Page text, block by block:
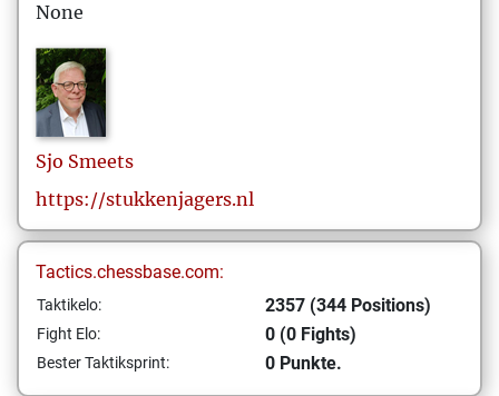
None
Sjo Smeets
https://stukkenjagers.nl
Tactics.chessbase.com:
Taktikelo: 2357 (344 Positions)
Fight Elo: 0 (0 Fights)
Bester Taktiksprint: 0 Punkte.